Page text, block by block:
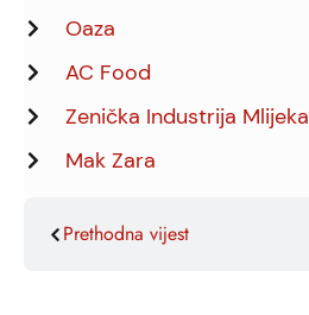
Oaza
AC Food
Zenička Industrija Mlijeka
Mak Zara
Prethodna vijest